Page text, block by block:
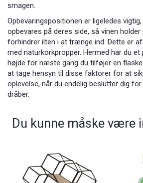
smagen.
Opbevaringspositionen er ligeledes
opbevares på deres side, så vinen
forhindrer ilten i at trænge ind. Dette er
med naturkorkpropper. Hermed har du
højde for næste gang du tilføjer en
at tage hensyn til disse faktorer for at
oplevelse, når du endelig beslutter dig
dråber.
Du kunne måske være